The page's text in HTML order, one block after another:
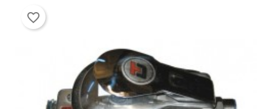
favorite_border